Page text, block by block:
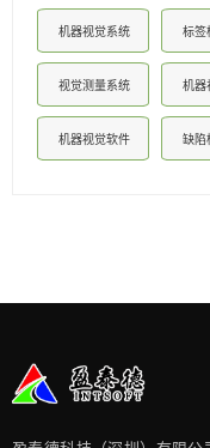
机器视觉系统 标签
视觉测量系统 机器
机器视觉软件 缺陷